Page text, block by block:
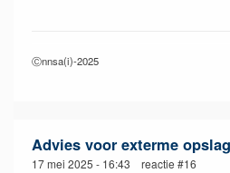
Ⓒnnsa(i)-2025
Advies voor exterme opslag
17 mei 2025 - 16:43 reactie #16